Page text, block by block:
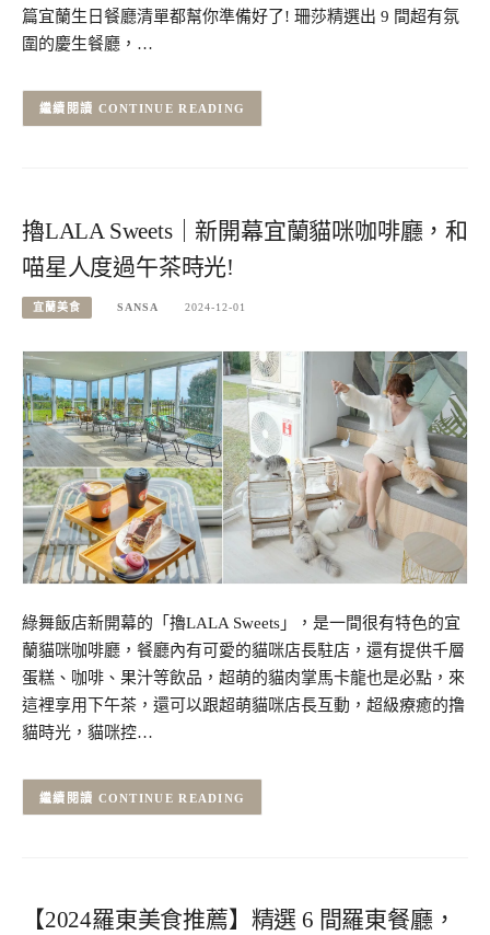
篇宜蘭生日餐廳清單都幫你準備好了! 珊莎精選出 9 間超有氛
圍的慶生餐廳，…
CONTINUE READING
擼LALA Sweets｜新開幕宜蘭貓咪咖啡廳，和
喵星人度過午茶時光!
宜蘭美食 SANSA 2024-12-01
綠舞飯店新開幕的「擼LALA Sweets」，是一間很有特色的宜
蘭貓咪咖啡廳，餐廳內有可愛的貓咪店長駐店，還有提供千層
蛋糕、咖啡、果汁等飲品，超萌的貓肉掌馬卡龍也是必點，來
這裡享用下午茶，還可以跟超萌貓咪店長互動，超級療癒的撸
貓時光，貓咪控…
CONTINUE READING
【2024羅東美食推薦】精選 6 間羅東餐廳，